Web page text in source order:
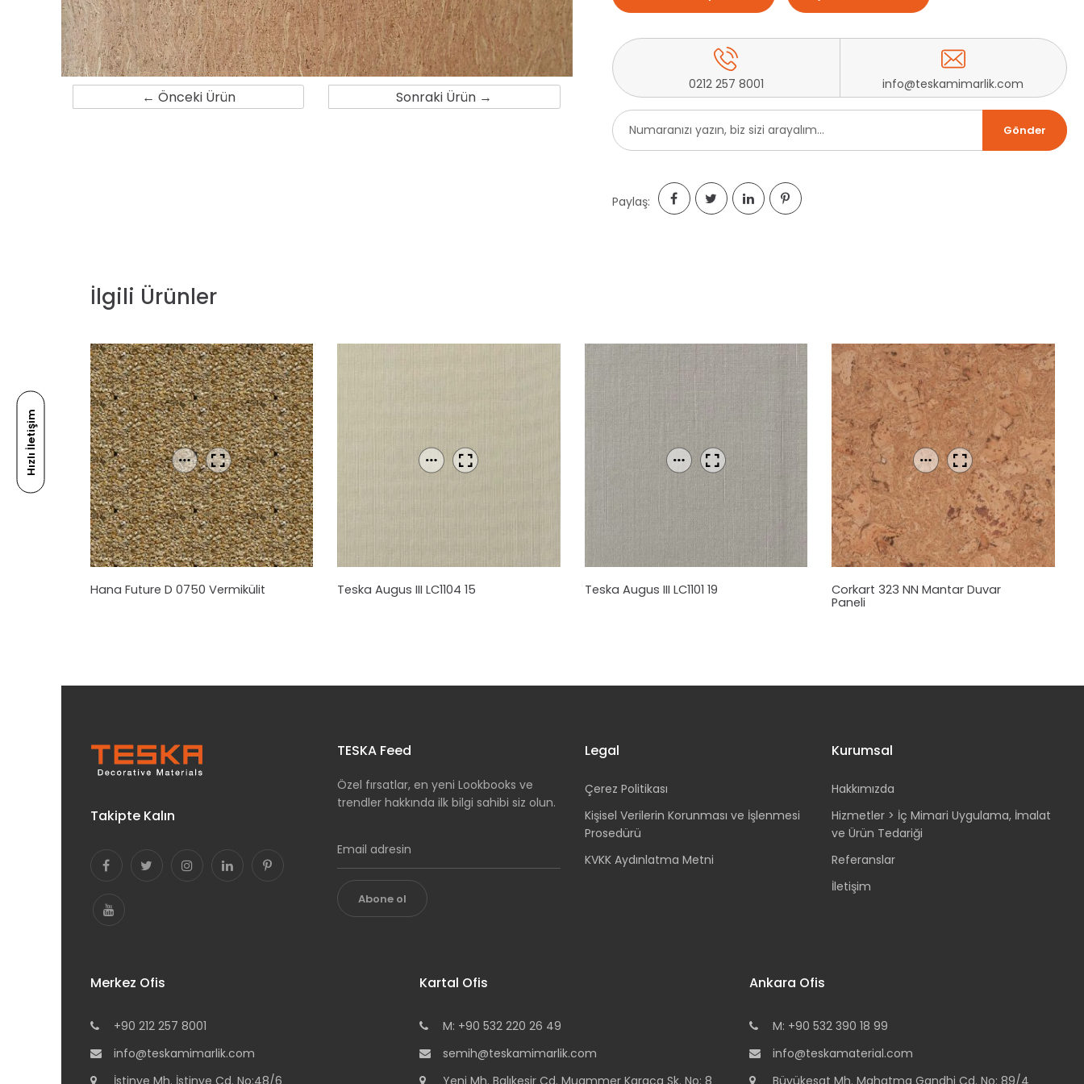
Hızlı İletişim
← Önceki Ürün Sonraki Ürün →
0212 257 8001 info@teskamimarlik.com
Paylaş:
İlgili Ürünler
Hana Future D 0750 Vermikülit Teska Augus III LC1104 15 Teska Augus III LC1101 19 Corkart 323 NN Mantar Duvar
Paneli
Takipte Kalın
TESKA Feed
Özel fırsatlar, en yeni Lookbooks ve
trendler hakkında ilk bilgi sahibi siz olun.
Abone ol
Legal
Çerez Politikası
Kişisel Verilerin Korunması ve İşlenmesi
Prosedürü
KVKK Aydınlatma Metni
Kurumsal
Hakkımızda
Hizmetler > İç Mimari Uygulama, İmalat
ve Ürün Tedariği
Referanslar
İletişim
Merkez Ofis
+90 212 257 8001
info@teskamimarlik.com
İstinye Mh. İstinye Cd. No:48/6
Kartal Ofis
M: +90 532 220 26 49
semih@teskamimarlik.com
Yeni Mh. Balıkesir Cd. Muammer Karaca Sk. No: 8
Ankara Ofis
M: +90 532 390 18 99
info@teskamaterial.com
Büyükesat Mh. Mahatma Gandhi Cd. No: 89/4